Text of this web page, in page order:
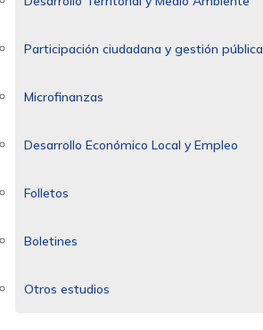
Participación ciudadana y gestión pública
Microfinanzas
Desarrollo Económico Local y Empleo
Folletos
Boletines
Otros estudios